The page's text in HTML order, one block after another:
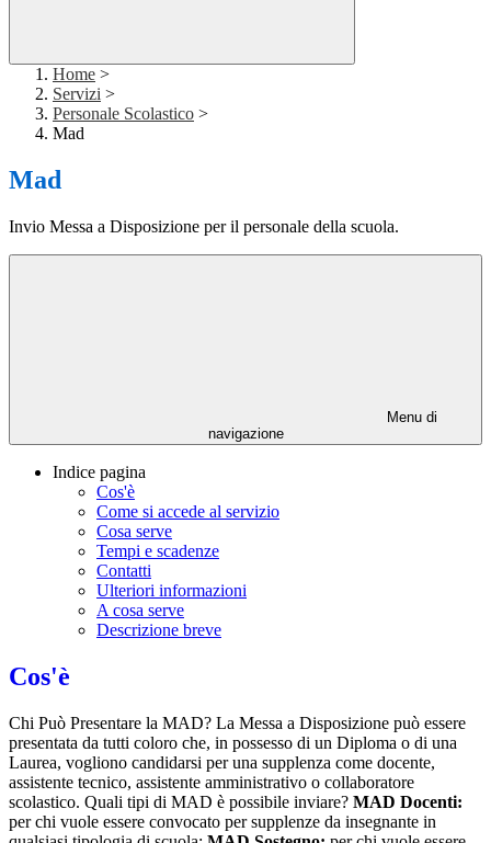
Home >
Servizi >
Personale Scolastico >
Mad
Mad
Invio Messa a Disposizione per il personale della scuola.
Menu di
navigazione
Indice pagina
Cos'è
Come si accede al servizio
Cosa serve
Tempi e scadenze
Contatti
Ulteriori informazioni
A cosa serve
Descrizione breve
Cos'è
Chi Può Presentare la MAD? La Messa a Disposizione può essere
presentata da tutti coloro che, in possesso di un Diploma o di una
Laurea, vogliono candidarsi per una supplenza come docente,
assistente tecnico, assistente amministrativo o collaboratore
scolastico. Quali tipi di MAD è possibile inviare? MAD Docenti:
per chi vuole essere convocato per supplenze da insegnante in